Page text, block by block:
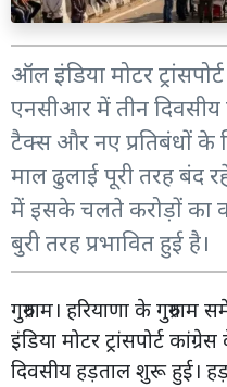
ऑल इंडिया मोटर
एनसीआर में तीन दिवसीय
टैक्स और नए प्रतिबंधों के
माल ढुलाई पूरी तरह बंद
में इसके चलते करोड़ों का
बुरी तरह प्रभावित हुई है।
गुरुग्राम। हरियाणा के
इंडिया मोटर ट्रांसपोर्ट
दिवसीय हड़ताल शुरू हुई।